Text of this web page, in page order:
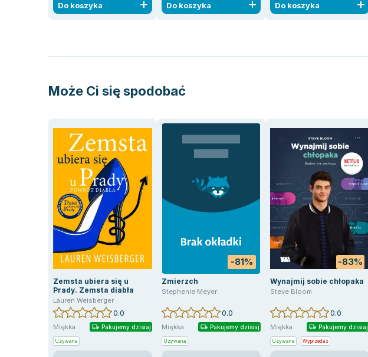
Do koszyka Do koszyka Do koszyka
Może Ci się spodobać
Zemsta ubiera się u
Prady. Zemsta diabła
Lauren Weisberger
0.0
Miękka Pakujemy dzisiaj
Używana
-81%
Zmierzch
Stephenie Meyer
0.0
Miękka Pakujemy dzisiaj
Używana
-83%
Wynajmij sobie chłopaka
Steve Bloom
0.0
Miękka Pakujemy dzisiaj
Używana Wyprzedaż